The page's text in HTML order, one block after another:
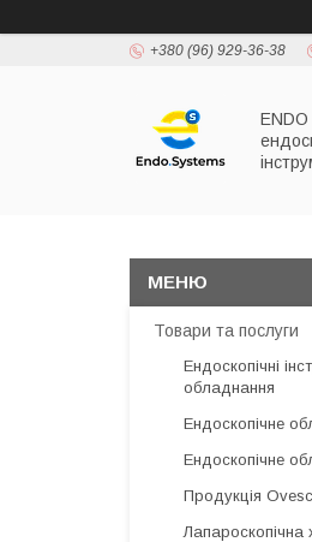
+380 (96) 929-36-38
Товари та послуги
Ендоскопічні
обладнання
Ендоскопічне
Ендоскопічне
Продукція
Лапароскопічна